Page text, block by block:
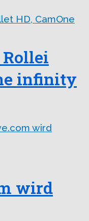
Rollei
infinity
wird